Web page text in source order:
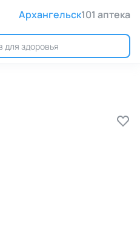
Архангельск101 аптека